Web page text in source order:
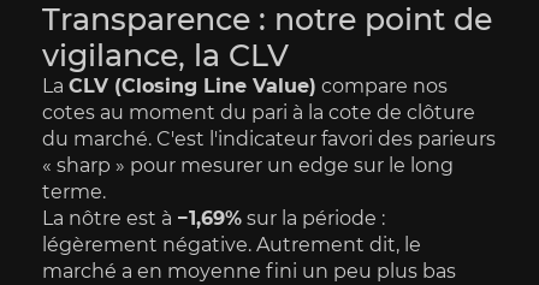
Transparence : notre point de
vigilance, la CLV
La CLV (Closing Line Value) compare nos
cotes au moment du pari à la cote de clôture
du marché. C'est l'indicateur favori des parieurs
« sharp » pour mesurer un edge sur le long
terme.
La nôtre est à −1,69% sur la période :
légèrement négative. Autrement dit, le
marché a en moyenne fini un peu plus bas